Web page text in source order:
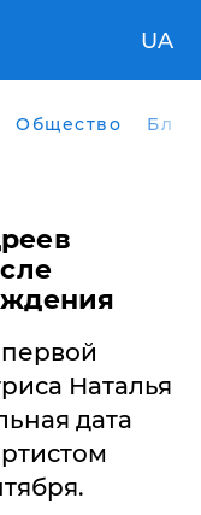
UA
Общество
Наталья
дата